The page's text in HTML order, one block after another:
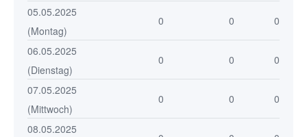
05.05.2025
(Montag)
0 0 0
06.05.2025
(Dienstag)
0 0 0
07.05.2025
(Mittwoch)
0 0 0
08.05.2025